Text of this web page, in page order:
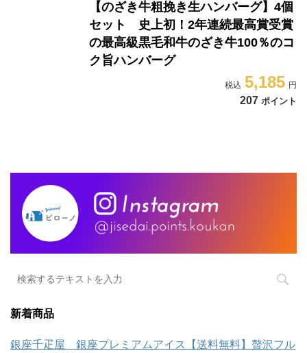
【のざき牛粗挽き生ハンバーグ】4個
セット 史上初！2年連続最高賞受賞
の最高級黒毛和牛のざき牛100％のコ
ク旨ハンバーグ
5,185
207 ポイント
新着商品
銀座千疋屋 銀座プレミアムアイス【送料無料】贅沢フル